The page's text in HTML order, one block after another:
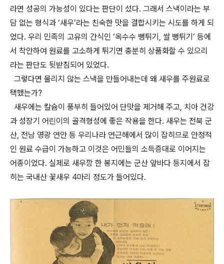
라면 성공의 가능성이 있다는 판단이 섰다. 그래서 스낵이라는 부
담 없는 형식과 ‘새우’라는 친숙한 맛을 결합시키는 시도를 하게 되
었다. 우리 민족의 고유의 간식인 ‘옥수수 뻥튀기, 쌀 뻥튀기’ 등에
서 착안하여 원료를 고소하게 튀기면 충분히 상품화할 수 있으리
라는 판단도 뒷받침되어 있었다.
그렇다면 물리지 않는 스낵을 만들어내는데 왜 새우를 주원료로
택했는가?
새우에는 칼슘이 풍부히 들어있어 단맛을 제거해 주고, 치아 건강
과 성장기 어린이의 골격형성에 좋은 작용을 한다. 새우는 전북 군
산, 전남 영광 연안 등 우리나라 연근해에서 많이 잡히므로 안정적
인 원료 수급이 가능하고 이것은 어민들의 소득증대로 이어지는
어종이었다. 실제로 새우깡 한 봉지에는 군산 앞바다 등지에서 잡
히는 국내산 꽃새우 4마리 정도가 들어있다.